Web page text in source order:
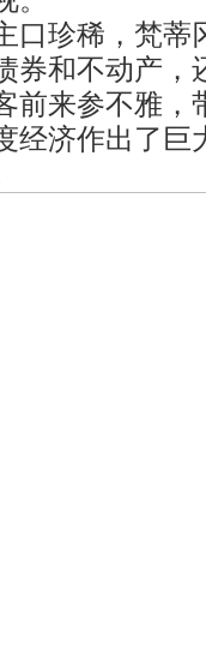
口珍稀，梵蒂
券和不动产，
前来参不雅，
经济作出了巨